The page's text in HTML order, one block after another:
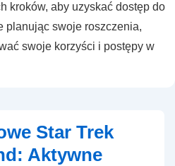
kroków, aby uzyskać dostęp do
planując swoje roszczenia,
swoje korzyści i postępy w
Star Trek
Aktywne